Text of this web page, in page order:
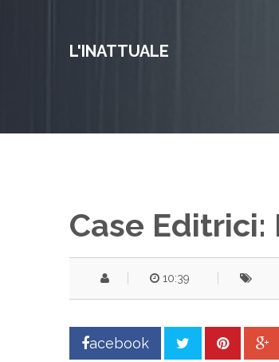
L'INATTUALE
Case
10:39
acebook